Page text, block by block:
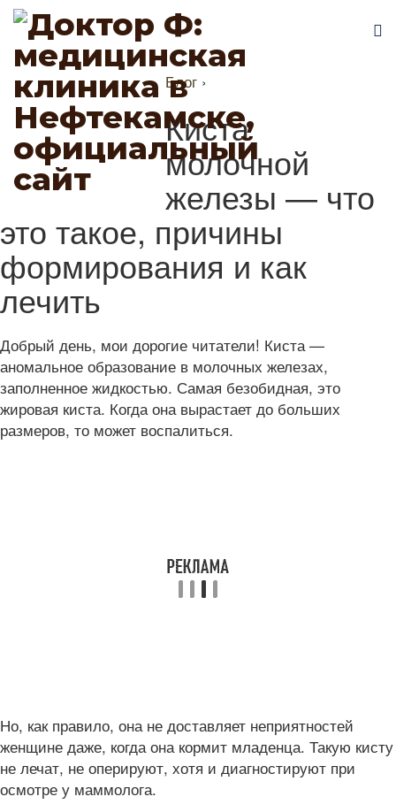
Блог ›
Киста
молочной
железы — что
это такое, причины
формирования и как
лечить
Добрый день, мои дорогие читатели! Киста —
аномальное образование в молочных железах,
заполненное жидкостью. Самая безобидная, это
жировая киста. Когда она вырастает до больших
размеров, то может воспалиться.
Но, как правило, она не доставляет неприятностей
женщине даже, когда она кормит младенца. Такую кисту
не лечат, не оперируют, хотя и диагностируют при
осмотре у маммолога.